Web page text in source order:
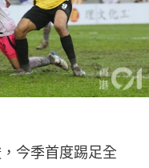
今季首度踢足全